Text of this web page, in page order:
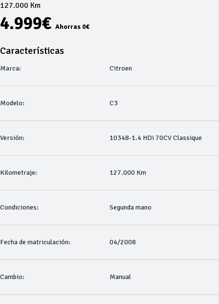
127.000 Km
4.999€ Ahorras 0€
Características
Marca: Citroen
Modelo: C3
Versión: 10348-1.4 HDi 70CV Classique
Kilometraje: 127.000 Km
Condiciones: Segunda mano
Fecha de matriculación: 04/2008
Cambio: Manual